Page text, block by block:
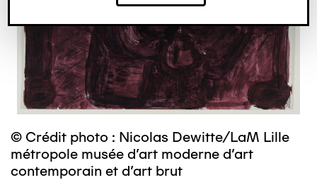
© Crédit photo : Nicolas Dewitte/LaM Lille
métropole musée d’art moderne d’art
contemporain et d’art brut